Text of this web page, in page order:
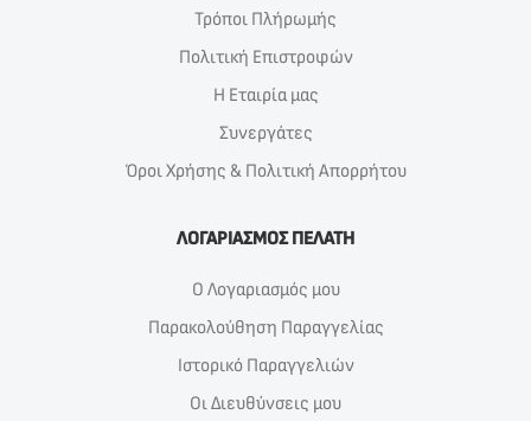
Τρόποι Πλήρωμής
Πολιτική Επιστροφών
Η Εταιρία μας
Συνεργάτες
Όροι Χρήσης & Πολιτική Απορρήτου
ΛΟΓΑΡΙΑΣΜΟΣ ΠΕΛΑΤΗ
Ο Λογαριασμός μου
Παρακολούθηση Παραγγελίας
Ιστορικό Παραγγελιών
Οι Διευθύνσεις μου